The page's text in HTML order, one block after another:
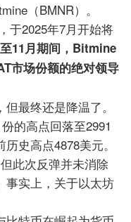
（BMNR）。
于2025年7月开始将
11月期间，Bitmine
市场份额的绝对领导
最终还是降温了。
的高点回落至2991
史高点4878美元。
此次反弹并未消除
事实上，关于以太坊